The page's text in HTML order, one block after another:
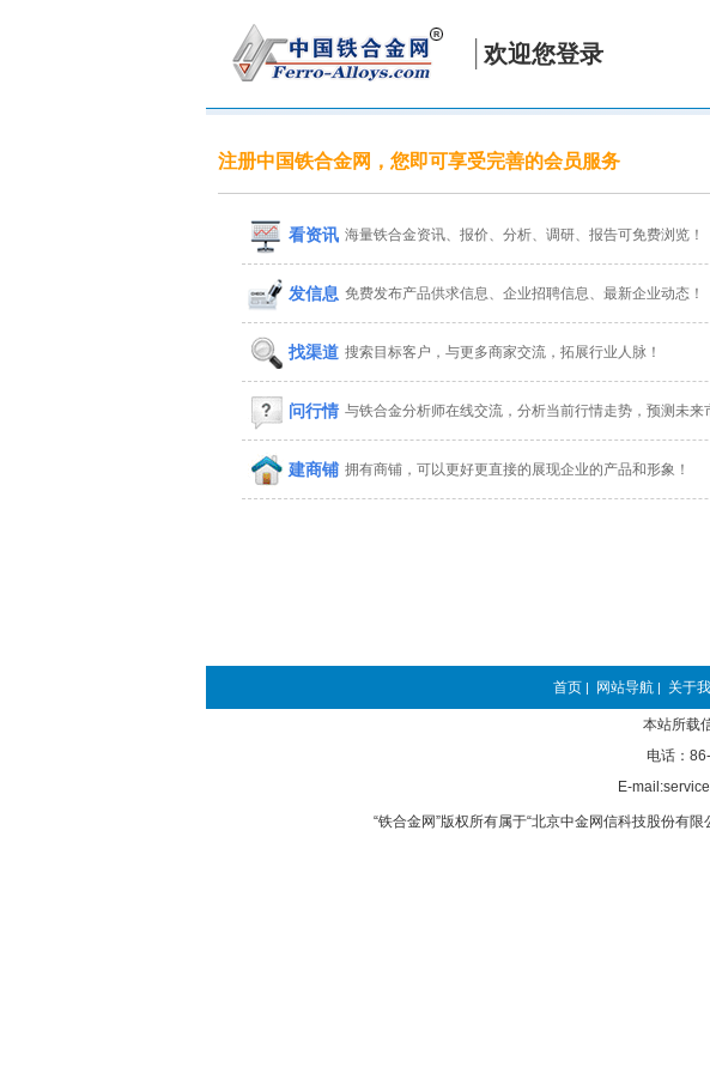
欢迎您登录
注册中国铁合金网，您即可享受完善的会员服务
看资讯 海量铁合金资讯、报价、分析、调研、报告可免费浏览！
发信息 免费发布产品供求信息、企业招聘信息、最新企业动态！
找渠道 搜索目标客户，与更多商家交流，拓展行业人脉！
问行情 与铁合金分析师在线交流，分析当前行情走势，预测未来
建商铺 拥有商铺，可以更好更直接的展现企业的产品和形象！
首页 | 网站导航 | 关于
本站所载
电话：
E-
“铁合金网”版权所有属于“北京中金网信科技股份有